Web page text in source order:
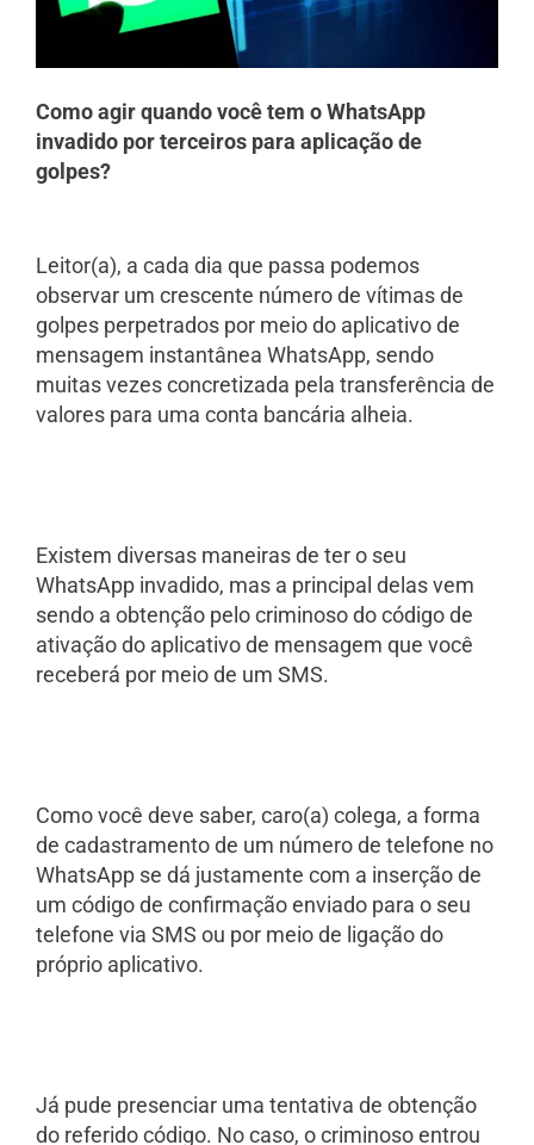
Como agir quando você tem o WhatsApp
invadido por terceiros para aplicação de
golpes?
Leitor(a), a cada dia que passa podemos
observar um crescente número de vítimas de
golpes perpetrados por meio do aplicativo de
mensagem instantânea WhatsApp, sendo
muitas vezes concretizada pela transferência de
valores para uma conta bancária alheia.
Existem diversas maneiras de ter o seu
WhatsApp invadido, mas a principal delas vem
sendo a obtenção pelo criminoso do código de
ativação do aplicativo de mensagem que você
receberá por meio de um SMS.
Como você deve saber, caro(a) colega, a forma
de cadastramento de um número de telefone no
WhatsApp se dá justamente com a inserção de
um código de confirmação enviado para o seu
telefone via SMS ou por meio de ligação do
próprio aplicativo.
Já pude presenciar uma tentativa de obtenção
do referido código. No caso, o criminoso entrou